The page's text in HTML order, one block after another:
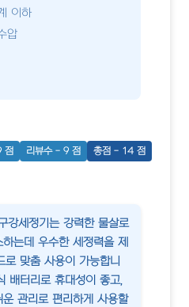
이하
압
점 리뷰수 - 9 점 총점 - 14 점
강세정기는 강력한 물살로
는데 우수한 세정력을 제
로 맞춤 사용이 가능합니
배터리로 휴대성이 좋고,
관리로 편리하게 사용할